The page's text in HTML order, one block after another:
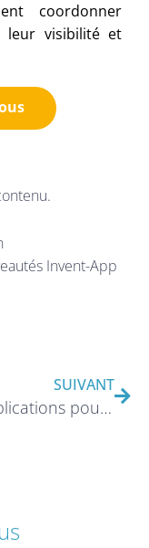
coordonner
leur visibilité et
Invent-App
SUIVANT
Les applications pour l’événementiel : quelle est leur utilité ?